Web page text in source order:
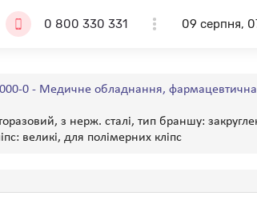
0 800 330 331 09 серпня,
0 - Медичне обладнання, фармацевтична
з нерж. сталі, тип браншу:
великі, для полімерних кліпс